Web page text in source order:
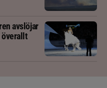
avslöjar
överallt